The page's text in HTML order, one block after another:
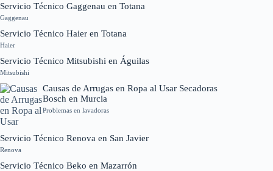
Servicio Técnico Gaggenau en Totana
Gaggenau
Servicio Técnico Haier en Totana
Haier
Servicio Técnico Mitsubishi en Águilas
Mitsubishi
Causas de Arrugas en Ropa al Usar Secadoras
Bosch en Murcia
Problemas en lavadoras
Servicio Técnico Renova en San Javier
Renova
Servicio Técnico Beko en Mazarrón